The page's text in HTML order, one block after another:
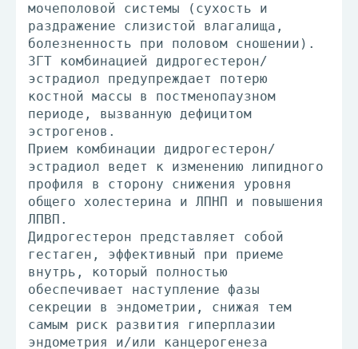
мочеполовой системы (сухость и
раздражение слизистой влагалища,
болезненность при половом сношении).
ЗГТ комбинацией дидрогестерон/
эстрадиол предупреждает потерю
костной массы в постменопаузном
периоде, вызванную дефицитом
эстрогенов.
Прием комбинации дидрогестерон/
эстрадиол ведет к изменению липидного
профиля в сторону снижения уровня
общего холестерина и ЛПНП и повышения
ЛПВП.
Дидрогестерон представляет собой
гестаген, эффективный при приеме
внутрь, который полностью
обеспечивает наступление фазы
секреции в эндометрии, снижая тем
самым риск развития гиперплазии
эндометрия и/или канцерогенеза